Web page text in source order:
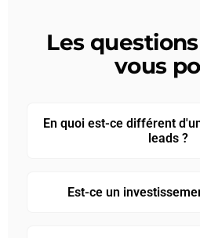
Les
vous
En quoi est-ce différent
leads ?
Est-ce un